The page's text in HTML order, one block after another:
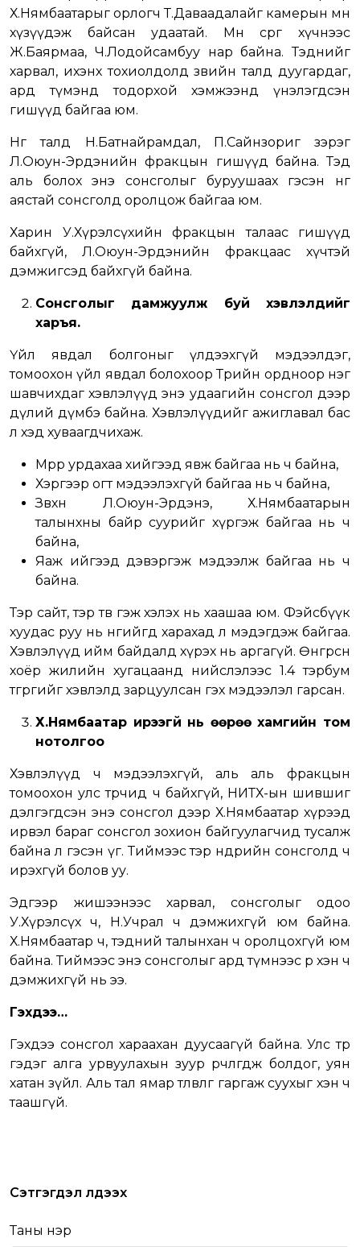
Х.Нямбаатарыг орлогч Т.Даваадалайг камерын өмнө
хүзүүдэж байсан удаатай. Мөн сөрөг хүчнээс
Ж.Баярмаа, Ч.Лодойсамбуу нар байна. Тэднийг
харвал, ихэнх тохиолдолд зөвийн талд дуугардаг,
ард түмэнд тодорхой хэмжээнд үнэлэгдсэн
гишүүд байгаа юм.
Нөгөө талд Н.Батнайрамдал, П.Сайнзориг зэрэг
Л.Оюун-Эрдэнийн фракцын гишүүд байна. Тэд
аль болох энэ сонсголыг буруушаах гэсэн өнгө
аястай сонсголд оролцож байгаа юм.
Харин У.Хүрэлсүхийн фракцын талаас гишүүд
байхгүй, Л.Оюун-Эрдэнийн фракцаас хүчтэй
дэмжигсэд байхгүй байна.
Сонсголыг дамжуулж буй хэвлэлүүдийг
харъя.
Үйл явдал болгоныг үлдээхгүй мэдээлдэг,
томоохон үйл явдал болохоор Төрийн ордноор нэг
шавчихдаг хэвлэлүүд энэ удаагийн сонсгол дээр
дүлий дүмбэ байна. Хэвлэлүүдийг ажиглавал бас
л хэд хуваагдчихаж.
Мөрөөрөө урдахаа хийгээд явж байгаа нь ч байна,
Хэргээр огт мэдээлэхгүй байгаа нь ч байна,
Зөвхөн Л.Оюун-Эрдэнэ, Х.Нямбаатарын
талынхны байр суурийг хүргэж байгаа нь ч
байна,
Яаж ийгээд дэвэргэж мэдээлж байгаа нь ч
байна.
Тэр сайт, тэр тв гэж хэлэх нь хаашаа юм. Фэйсбүүк
хуудас руу нь өнгийгөөд харахад л мэдэгдэж байгаа.
Хэвлэлүүд ийм байдалд хүрэх нь аргагүй. Өнгөрсөн
хоёр жилийн хугацаанд нийслэлээс 1.4 тэрбум
төгрөгийг хэвлэлд зарцуулсан гэх мэдээлэл гарсан.
Х.Нямбаатар ирээгүй нь өөрөө хамгийн том
нотолгоо
Хэвлэлүүд ч мэдээлэхгүй, аль аль фракцын
томоохон улс төрчид ч байхгүй, НИТХ-ын шившиг
дэлгэгдсэн энэ сонсгол дээр Х.Нямбаатар хүрээд
ирвэл бараг сонсгол зохион байгуулагчид тусалж
байна л гэсэн үг. Тиймээс тэр өнөөдрийн сонсголд ч
ирэхгүй болов уу.
Эдгээр жишээнээс харвал, сонсголыг одоо
У.Хүрэлсүх ч, Н.Учрал ч дэмжихгүй юм байна.
Х.Нямбаатар ч, тэдний талынхан ч оролцохгүй юм
байна. Тиймээс энэ сонсголыг ард түмнээс өөр хэн ч
дэмжихгүй нь ээ.
Гэхдээ…
Гэхдээ сонсгол хараахан дуусаагүй байна. Улс төр
гэдэг алга урвуулахын зуур өөрчлөгдөж болдог, уян
хатан зүйл. Аль тал ямар төлөвлөгөө гаргаж суухыг хэн ч
таашгүй.
Сэтгэгдэл үлдээх
Таны нэр